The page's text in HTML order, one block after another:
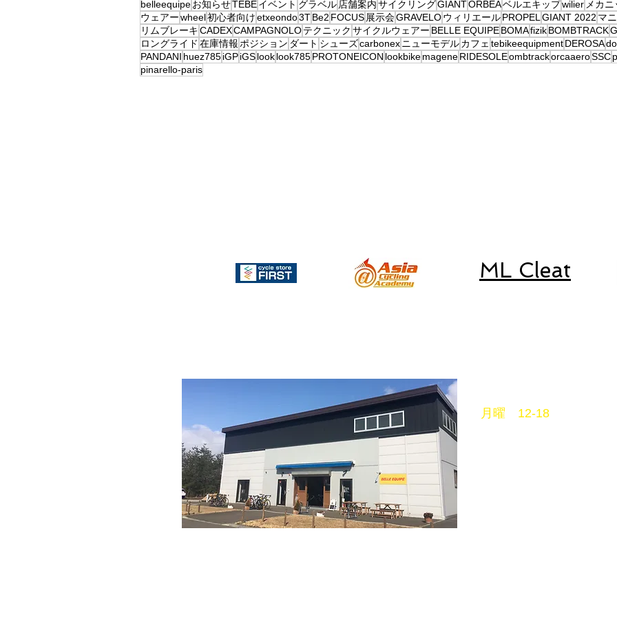
belleequipeお知らせTEBEイベント グラベル 店舗案内サイクリングGIANTORBEAベルエキップwilier メカニ
ウェアーwheel初心者向けetxeondo3TBe2 FOCUS 展示会GRAVELOウィリエールPROPEL GIANT 2022 マ
リムブレーキCADEXCAMPAGNOLOテクニック サイクルウェアー BELLE EQUIPEBOMAfizikBOMBTRACK
ロングライド 在庫情報 ポジション ダート シューズcarbonexニューモデルカフェ tebikeequipmentDEROSA
PANDANI huez785iGPiGSlooklook785PROTONEICON lookbikemageneRIDESOLEombtrackorcaaeroSSC
pinarello-paris
ML Cleat
月曜 12-18